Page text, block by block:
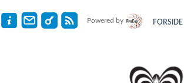
Powered by FORSIDE